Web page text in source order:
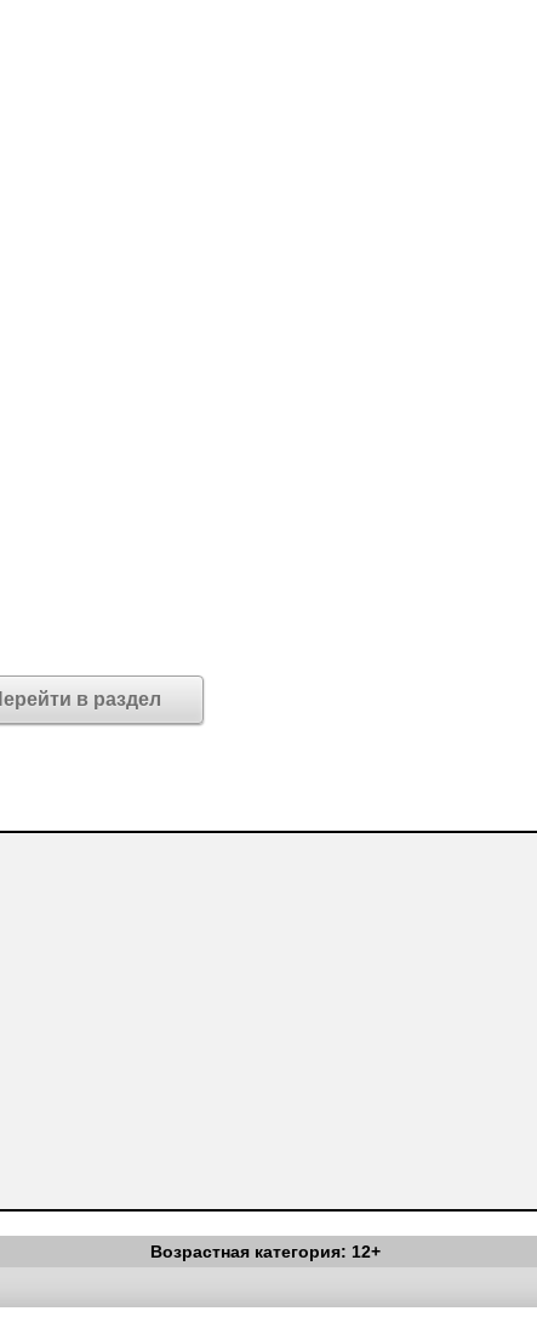
в раздел
Возрастная категория: 12+
Педагога|Об издании|Условия|Политика